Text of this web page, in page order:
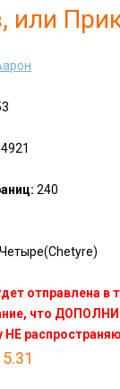
240
Четыре(Chetyre)
отправлена в
что
НЕ